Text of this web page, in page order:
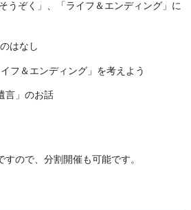
うぞく」、「ライフ＆エンディング」に
はなし
フ＆エンディング」を考えよう
言」のお話
ので、分割開催も可能です。